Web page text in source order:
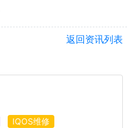
返回资讯列表
IQOS维修